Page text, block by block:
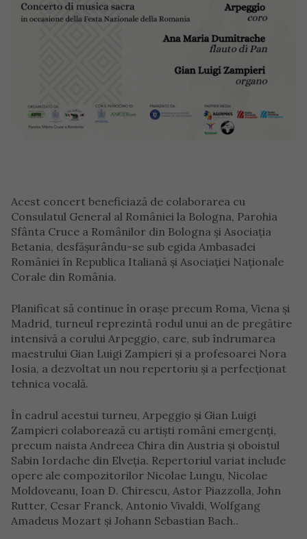
Acest concert beneficiază de colaborarea cu
Consulatul General al României la Bologna, Parohia
Sfânta Cruce a Românilor din Bologna și Asociația
Betania, desfășurându-se sub egida Ambasadei
României în Republica Italiană și Asociației Naționale
Corale din România.
Planificat să continue în orașe precum Roma, Viena și
Madrid, turneul reprezintă rodul unui an de pregătire
intensivă a corului Arpeggio, care, sub îndrumarea
maestrului Gian Luigi Zampieri și a profesoarei Nora
Iosia, a dezvoltat un nou repertoriu și a perfecționat
tehnica vocală.
În cadrul acestui turneu, Arpeggio și Gian Luigi
Zampieri colaborează cu artiști români emergenți,
precum naista Andreea Chira din Austria și oboistul
Sabin Iordache din Elveția. Repertoriul variat include
opere ale compozitorilor Nicolae Lungu, Nicolae
Moldoveanu, Ioan D. Chirescu, Astor Piazzolla, John
Rutter, Cesar Franck, Antonio Vivaldi, Wolfgang
Amadeus Mozart și Johann Sebastian Bach..